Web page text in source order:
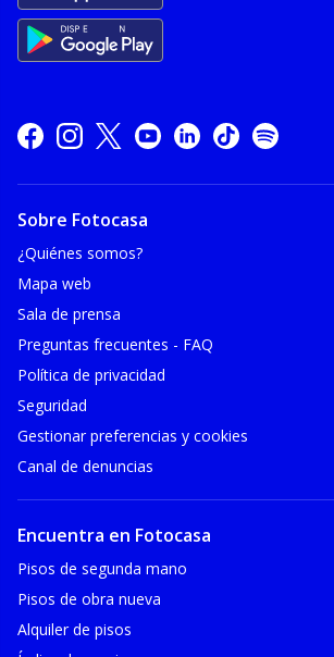
Sobre Fotocasa
¿Quiénes somos?
Mapa web
Sala de prensa
Preguntas frecuentes - FAQ
Política de privacidad
Seguridad
Gestionar preferencias y cookies
Canal de denuncias
Encuentra en Fotocasa
Pisos de segunda mano
Pisos de obra nueva
Alquiler de pisos